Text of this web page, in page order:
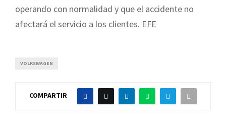
operando con normalidad y que el accidente no
afectará el servicio a los clientes. EFE
VOLKSWAGEN
COMPARTIR